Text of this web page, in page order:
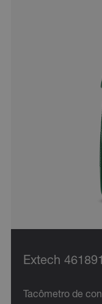
Extech 461891
Tacômetro de